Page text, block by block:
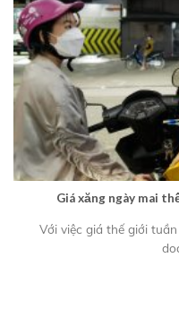
Giá xăng ngày mai
Với việc giá thế giới